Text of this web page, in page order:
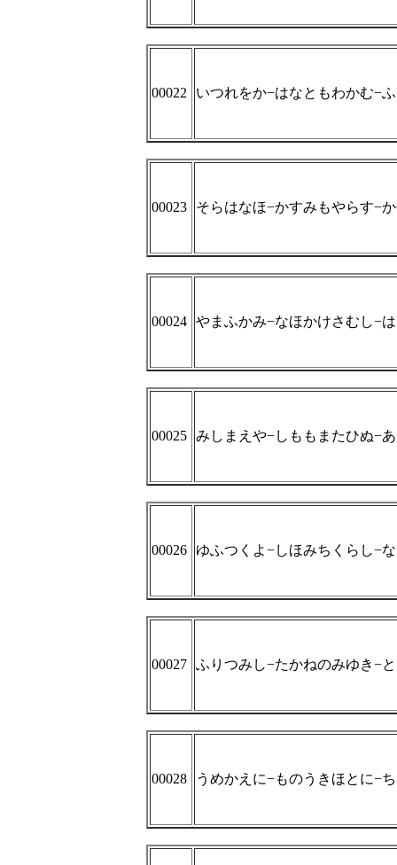
00022 いつれをか−はなともわかむ−
00023 そらはなほ−かすみもやらす−
00024 やまふかみ−なほかけさむし−
00025 みしまえや−しももまたひぬ−
00026 ゆふつくよ−しほみちくらし−
00027 ふりつみし−たかねのみゆき−
00028 うめかえに−ものうきほとに−